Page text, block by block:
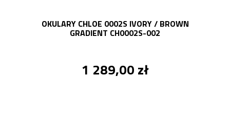
OKULARY CHLOE 0002S IVORY / BROWN
GRADIENT CH0002S-002
1 289,00 zł